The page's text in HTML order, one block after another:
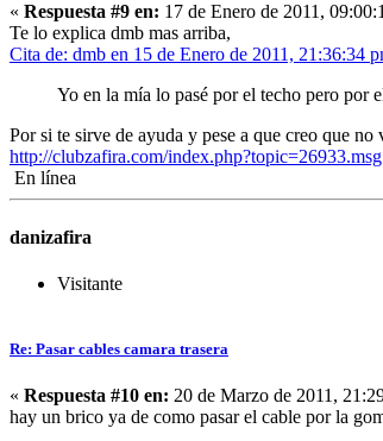
« Respuesta #9 en: 17 de Enero de 2011,
Te lo explica dmb mas arriba,
Cita de: dmb en 15 de Enero de 2011, 21:36:34
Yo en la mía lo pasé por el techo pero por
Por si te sirve de ayuda y pese a que creo que
http://clubzafira.com/
En línea
danizafira
Visitante
Re: Pasar cables camara trasera
« Respuesta #10 en: 20 de Marzo de 2011,
hay un brico ya de como pasar el cable por la